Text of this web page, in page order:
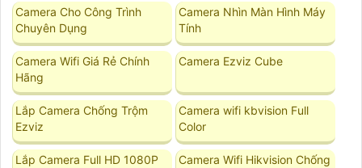
Camera Cho Công Trình
Chuyên Dụng
Camera Nhìn Màn Hình Máy
Tính
Camera Wifi Giá Rẻ Chính
Hãng
Camera Ezviz Cube
Lắp Camera Chống Trộm
Ezviz
Camera wifi kbvision Full
Color
Lắp Camera Full HD 1080P
Camera Wifi Hikvision Chống